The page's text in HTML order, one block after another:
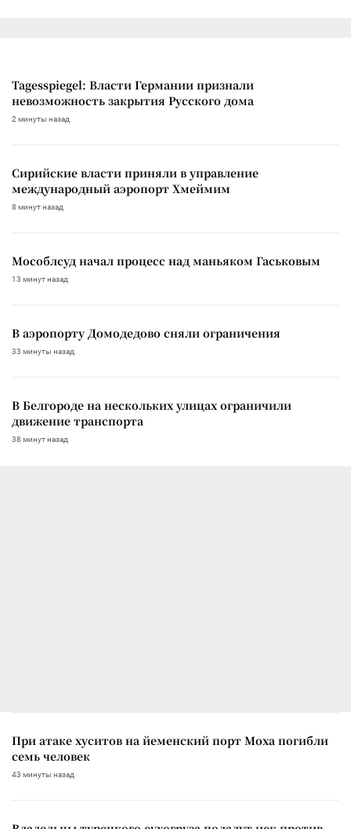
Tagesspiegel: Власти Германии признали
невозможность закрытия Русского дома
2 минуты назад
Сирийские власти приняли в управление
международный аэропорт Хмеймим
8 минут назад
Мособлсуд начал процесс над маньяком Гаськовым
13 минут назад
В аэропорту Домодедово сняли ограничения
33 минуты назад
В Белгороде на нескольких улицах ограничили
движение транспорта
38 минут назад
При атаке хуситов на йеменский порт Моха погибли
семь человек
43 минуты назад